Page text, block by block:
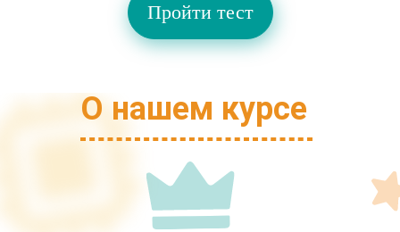
Пройти тест
О нашем курсе